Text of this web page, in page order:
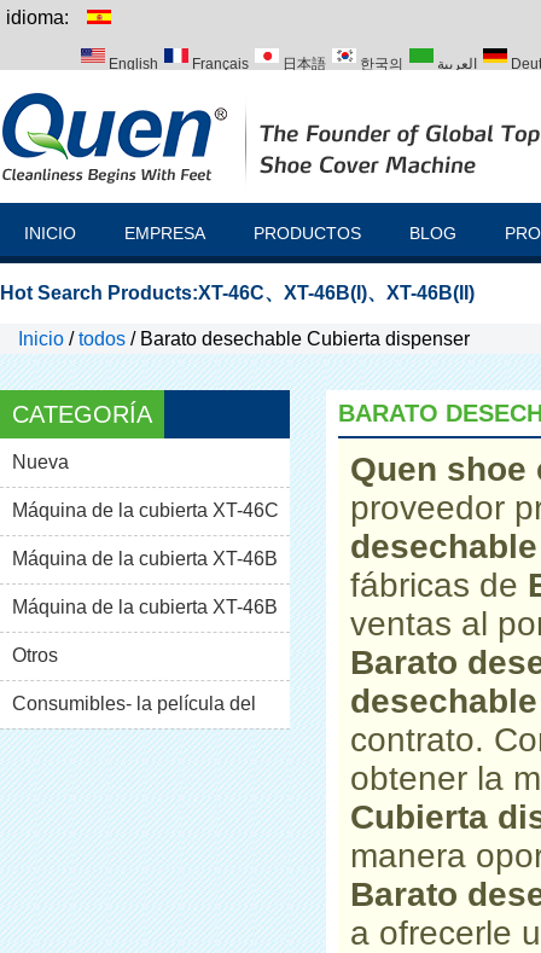
idioma:
English Français 日本語 한국의 العربية
INICIO EMPRESA PRODUCTOS BLOG
Hot Search Products:XT-46C、 XT-46B(I)、 XT-46B(II)
Inicio /todos / Barato desechable Cubierta dispenser
CATEGORÍA
Nueva
Máquina de la cubierta XT-46C
Máquina de la cubierta XT-46B
(i)Máquina de la cubierta XT-46B
(II)
Otros
Consumibles- la película del
pvc
BARATO
Quen
proveedor
fábricas de
ventas al
Barato
contrato.
obtener la
Cubierta
manera
Barato
a ofrecerle